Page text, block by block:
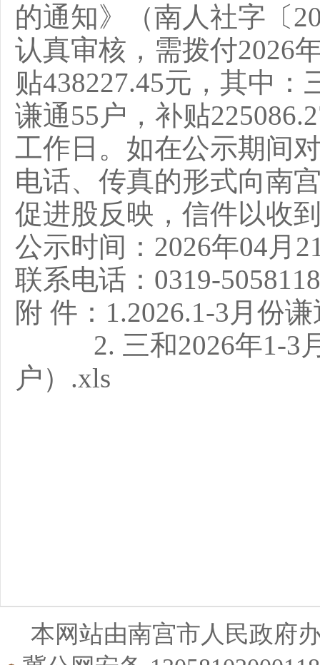
的通知》（南人社字〔
认真审核，需拨付2026
贴438227.45元，其中：
谦通55户，补贴
工作日。如在公示期间
电话、传真的形式向南
促进股反映，信件以收
公示时间： 2026年04月
联系电话： 0319-
附 件：1.2026.1-3月份
2. 三和2026年1-3
户）.xls
本网站由南宫市人民政